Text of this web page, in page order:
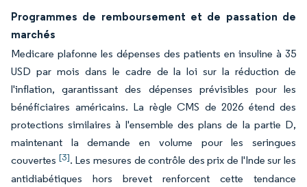
Programmes de remboursement et de passation de
marchés
Medicare plafonne les dépenses des patients en insuline à 35
USD par mois dans le cadre de la loi sur la réduction de
l'inflation, garantissant des dépenses prévisibles pour les
bénéficiaires américains. La règle CMS de 2026 étend des
protections similaires à l'ensemble des plans de la partie D,
maintenant la demande en volume pour les seringues
couvertes [3]. Les mesures de contrôle des prix de l'Inde sur les
antidiabétiques hors brevet renforcent cette tendance